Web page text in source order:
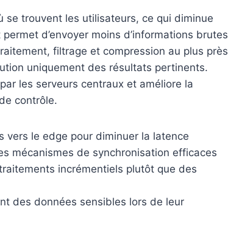
se trouvent les utilisateurs, ce qui diminue
d’envoyer moins d’informations brutes
filtrage et compression au plus près
uniquement des résultats pertinents.
les serveurs centraux et améliore la
contrôle.
vers le edge pour diminuer la latence
mécanismes de synchronisation efficaces
incrémentiels plutôt que des
des données sensibles lors de leur